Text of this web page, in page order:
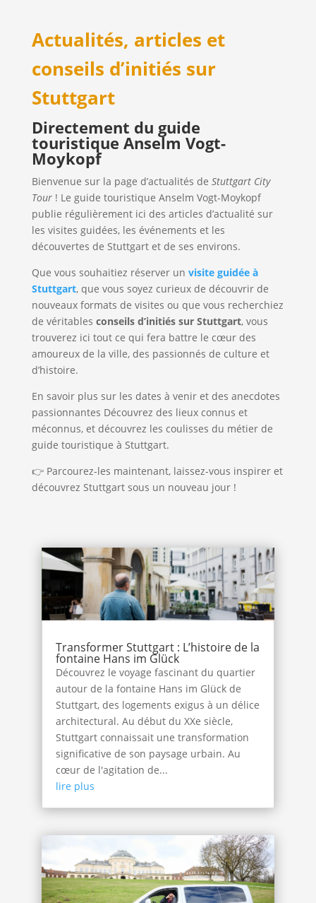
Actualités, articles et
conseils d’initiés sur
Stuttgart
Directement du guide
touristique Anselm Vogt-
Moykopf
Bienvenue sur la page d’actualités de Stuttgart City
Tour! Le guide touristique Anselm Vogt-Moykopf
publie régulièrement ici des articles d’actualité sur
les visites guidées, les événements et les
découvertes de Stuttgart et de ses environs.
Que vous souhaitiez réserver un visite guidée à
Stuttgart, que vous soyez curieux de découvrir de
nouveaux formats de visites ou que vous recherchiez
de véritables conseils d’initiés sur Stuttgart, vous
trouverez ici tout ce qui fera battre le cœur des
amoureux de la ville, des passionnés de culture et
d’histoire.
En savoir plus sur les dates à venir et des anecdotes
passionnantes Découvrez des lieux connus et
méconnus, et découvrez les coulisses du métier de
guide touristique à Stuttgart.
👉 Parcourez-les maintenant, laissez-vous inspirer et
découvrez Stuttgart sous un nouveau jour !
Transformer Stuttgart : L’histoire de la
fontaine Hans im Glück
Découvrez le voyage fascinant du quartier
autour de la fontaine Hans im Glück de
Stuttgart, des logements exigus à un délice
architectural. Au début du XXe siècle,
Stuttgart connaissait une transformation
significative de son paysage urbain. Au
cœur de l'agitation de...
lire plus